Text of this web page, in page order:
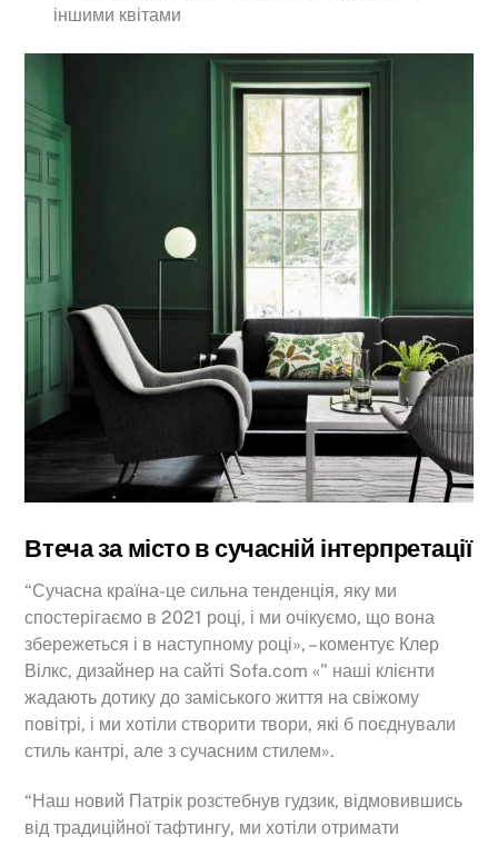
іншими квітами
Втеча за місто в сучасній інтерпретації
“Сучасна країна-це сильна тенденція, яку ми
спостерігаємо в 2021 році, і ми очікуємо, що вона
збережеться і в наступному році», – коментує Клер
Вілкс, дизайнер на сайті Sofa.com «” наші клієнти
жадають дотику до заміського життя на свіжому
повітрі, і ми хотіли створити твори, які б поєднували
стиль кантрі, але з сучасним стилем».
“Наш новий Патрік розстебнув гудзик, відмовившись
від традиційної тафтингу, ми хотіли отримати